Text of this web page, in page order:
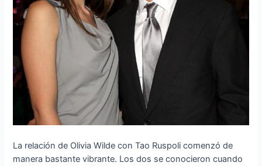
La relación de Olivia Wilde con Tao Ruspoli comenzó de
manera bastante vibrante. Los dos se conocieron cuando